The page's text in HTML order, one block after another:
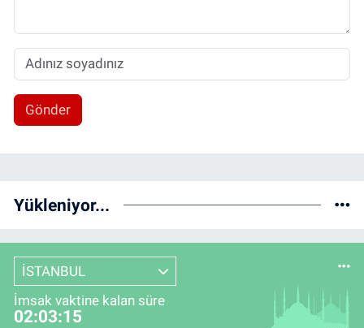
Gönder
Yükleniyor...
İSTANBUL
İmsak vaktine kalan süre
02:03:14